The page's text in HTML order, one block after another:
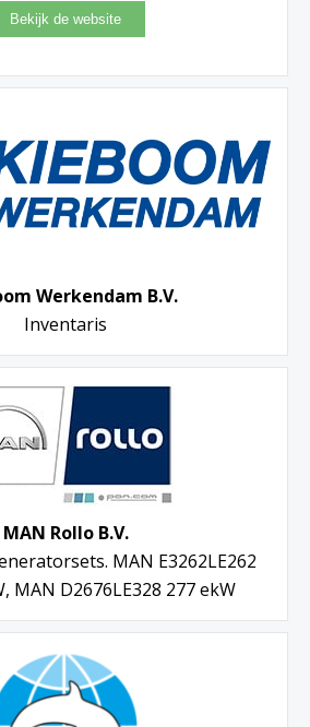
Werkendam B.V.
Inventaris
MAN Rollo B.V.
MAN E3262LE262
MAN D2676LE328 277 ekW